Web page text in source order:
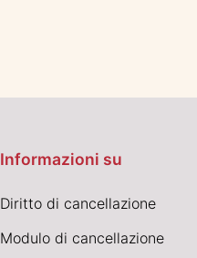
Informazioni su
Diritto di cancellazione
Modulo di cancellazione